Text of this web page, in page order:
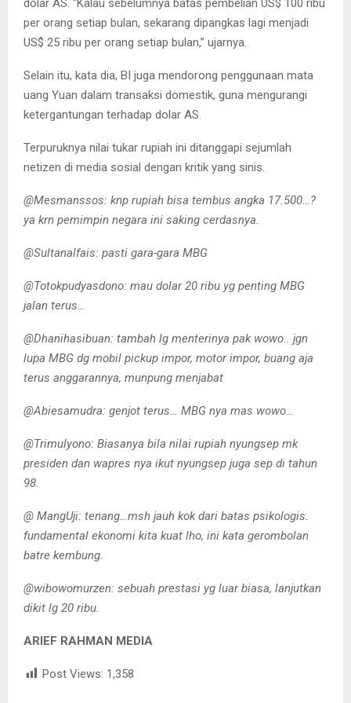
dolar AS. “Kalau sebelumnya batas pembelian US$ 100 ribu
per orang setiap bulan, sekarang dipangkas lagi menjadi
US$ 25 ribu per orang setiap bulan,” ujarnya.
Selain itu, kata dia, BI juga mendorong penggunaan mata
uang Yuan dalam transaksi domestik, guna mengurangi
ketergantungan terhadap dolar AS.
Terpuruknya nilai tukar rupiah ini ditanggapi sejumlah
netizen di media sosial dengan kritik yang sinis.
@Mesmanssos: knp rupiah bisa tembus angka 17.500…?
ya krn pemimpin negara ini saking cerdasnya.
@Sultanalfais: pasti gara-gara MBG
@Totokpudyasdono: mau dolar 20 ribu yg penting MBG
jalan terus…
@Dhanihasibuan: tambah lg menterinya pak wowo.. jgn
lupa MBG dg mobil pickup impor, motor impor, buang aja
terus anggarannya, munpung menjabat
@Abiesamudra: genjot terus… MBG nya mas wowo…
@Trimulyono: Biasanya bila nilai rupiah nyungsep mk
presiden dan wapres nya ikut nyungsep juga sep di tahun
98.
@ MangUji: tenang…msh jauh kok dari batas psikologis.
fundamental ekonomi kita kuat lho, ini kata gerombolan
batre kembung.
@wibowomurzen: sebuah prestasi yg luar biasa, lanjutkan
dikit lg 20 ribu.
ARIEF RAHMAN MEDIA
Post Views: 1,358